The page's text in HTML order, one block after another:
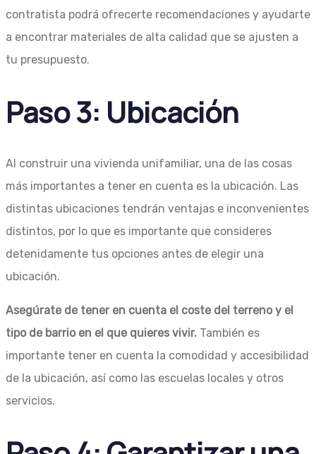
contratista podrá ofrecerte recomendaciones y ayudarte
a encontrar materiales de alta calidad que se ajusten a
tu presupuesto.
Paso 3: Ubicación
Al construir una vivienda unifamiliar, una de las cosas
más importantes a tener en cuenta es la ubicación. Las
distintas ubicaciones tendrán ventajas e inconvenientes
distintos, por lo que es importante que consideres
detenidamente tus opciones antes de elegir una
ubicación.
Asegúrate de tener en cuenta el coste del terreno y el
tipo de barrio en el que quieres vivir. También es
importante tener en cuenta la comodidad y accesibilidad
de la ubicación, así como las escuelas locales y otros
servicios.